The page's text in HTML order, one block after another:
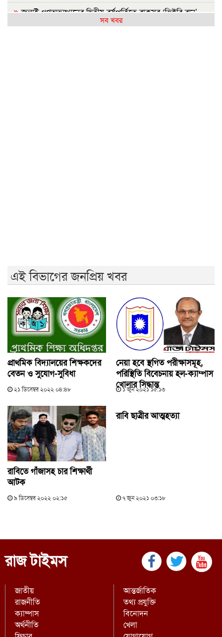
জুলাই গণঅভ্যুত্থানের দ্বিতীয় বর্ষপূর্তিতে রাকসুর ‘ভিক্টরি রান’
সব খবর
এই বিভাগের জনপ্রিয় খবর
প্রাথমিক বিদ্যালয়ের শিক্ষকদের
বেতন ও সুযোগ-সুবিধা
২১ ডিসেম্বর ২০২২ ০৪:৪৮
নেয়া হবে স্থগিত পরীক্ষাসমূহ,
পরিস্থিতি বিবেচনায় হল-ক্যাম্পাস
খোলার সিদ্ধান্ত
১ জুন ২০২১ ১৫:১৩
রাবিতে গাঁজাসহ চার শিক্ষার্থী
আটক
৯ ডিসেম্বর ২০২২ ০২:১৫
রাবি ছাত্রীর আত্মহত্যা
৭ জুন ২০২১ ০৩:১৮
রাজ টাইমস
জাতীয়
রাজনীতি
আন্তর্জাতিক
তথ্য প্রযুক্তি
ক্যাম্পাস
অর্থনীতি
বিনোদন
খেলা